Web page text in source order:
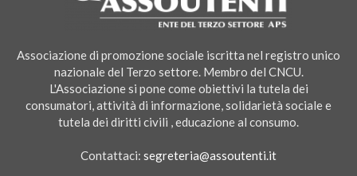
Associazione di promozione sociale iscritta nel registro unico
nazionale del Terzo settore. Membro del CNCU.
L'Associazione si pone come obiettivi la tutela dei
consumatori, attività di informazione, solidarietà sociale e
tutela dei diritti civili , educazione al consumo.
Contattaci: segreteria@assoutenti.it